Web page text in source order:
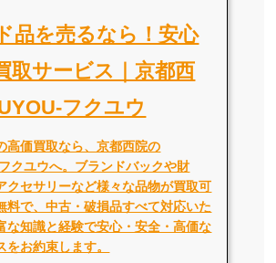
品を売るなら！安心
取サービス｜京都西
フクユウ
高価買取なら、京都西院の
クユウへ。ブランドバックや財
クセサリーなど様々な品物が買取可
料で、中古・破損品すべて対応いた
な知識と経験で安心・安全・高価な
をお約束します。